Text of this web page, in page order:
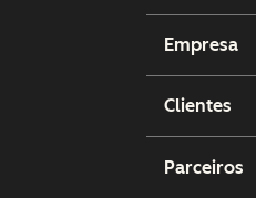
Empresa
Clientes
Parceiros